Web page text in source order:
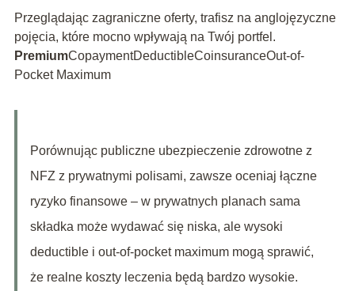
Przeglądając zagraniczne oferty, trafisz na anglojęzyczne
pojęcia, które mocno wpływają na Twój portfel.
PremiumCopaymentDeductibleCoinsuranceOut-of-
Pocket Maximum
Porównując publiczne ubezpieczenie zdrowotne z
NFZ z prywatnymi polisami, zawsze oceniaj łączne
ryzyko finansowe – w prywatnych planach sama
składka może wydawać się niska, ale wysoki
deductible i out-of-pocket maximum mogą sprawić,
że realne koszty leczenia będą bardzo wysokie.